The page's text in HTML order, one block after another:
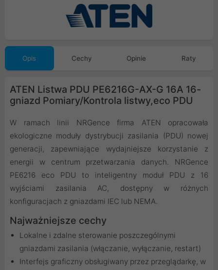
Opis Cechy Opinie Raty
ATEN Listwa PDU PE6216G-AX-G 16A 16-
gniazd Pomiary/Kontrola listwy,eco PDU
W ramach linii NRGence firma ATEN opracowała
ekologiczne moduły dystrybucji zasilania (PDU) nowej
generacji, zapewniające wydajniejsze korzystanie z
energii w centrum przetwarzania danych. NRGence
PE6216 eco PDU to inteligentny moduł PDU z 16
wyjściami zasilania AC, dostępny w różnych
konfiguracjach z gniazdami IEC lub NEMA.
Najważniejsze cechy
Lokalne i zdalne sterowanie poszczególnymi
gniazdami zasilania (włączanie, wyłączanie, restart)
Interfejs graficzny obsługiwany przez przeglądarkę, w